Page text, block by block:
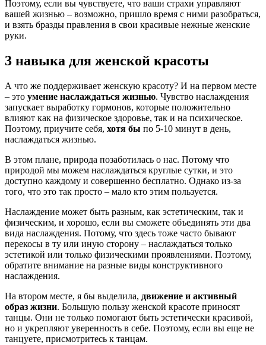
Поэтому, если вы чувствуете, что ваши страхи управляют
вашей жизнью – возможно, пришло время с ними разобраться,
и взять бразды правления в свои красивые нежные женские
руки.
3 навыка для женской красоты
А что же поддерживает женскую красоту? И на первом месте
– это умение наслаждаться жизнью. Чувство наслаждения
запускает выработку гормонов, которые положительно
влияют как на физическое здоровье, так и на психическое.
Поэтому, приучите себя, хотя бы по 5-10 минут в день,
наслаждаться жизнью.
В этом плане, природа позаботилась о нас. Потому что
природой мы можем наслаждаться круглые сутки, и это
доступно каждому и совершенно бесплатно. Однако из-за
того, что это так просто – мало кто этим пользуется.
Наслаждение может быть разным, как эстетическим, так и
физическим, и хорошо, если вы сможете объединять эти два
вида наслаждения. Потому, что здесь тоже часто бывают
перекосы в ту или иную сторону – наслаждаться только
эстетикой или только физическими проявлениями. Поэтому,
обратите внимание на разные виды конструктивного
наслаждения.
На втором месте, я бы выделила, движение и активный
образ жизни. Большую пользу женской красоте приносят
танцы. Они не только помогают быть эстетически красивой,
но и укрепляют уверенность в себе. Поэтому, если вы еще не
танцуете, присмотритесь к танцам.